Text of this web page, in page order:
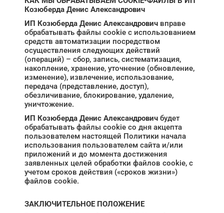
Козюберда Денис Александрович
ИП Козюберда Денис Александрович вправе
обрабатывать файлы cookie с использованием
средств автоматизации посредством
осуществления следующих действий
(операций) – сбор, запись, систематизация,
накопление, хранение, уточнение (обновление,
изменение), извлечение, использование,
передача (представление, доступ),
обезличивание, блокирование, удаление,
уничтожение.
ИП Козюберда Денис Александрович будет
обрабатывать файлы cookie со дня акцепта
пользователем настоящей Политики начала
использования пользователем сайта и/или
приложений и до момента достижения
заявленных целей обработки файлов cookie, с
учетом сроков действия («сроков жизни»)
файлов cookie.
ЗАКЛЮЧИТЕЛЬНОЕ ПОЛОЖЕНИЕ